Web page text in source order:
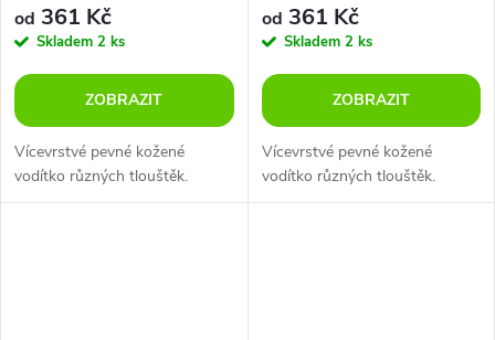
od 361 Kč
Skladem 2 ks
ZOBRAZIT
Vícevrstvé pevné kožené
vodítko různých tlouštěk.
od 361 Kč
Skladem 2 ks
ZOBRAZIT
Vícevrstvé pevné kožené
vodítko různých tlouštěk.